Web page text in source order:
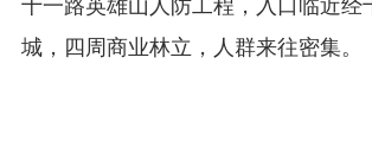
城，四周商业林立，人群来往密集。